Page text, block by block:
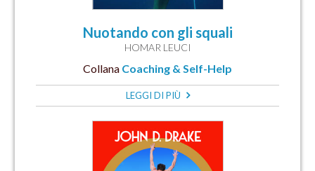
Nuotando con gli squali
HOMAR LEUCI
Collana Coaching & Self-Help
LEGGI DI PIÙ